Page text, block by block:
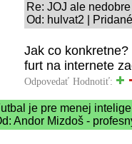
Re: JOJ ale nedobre
Od: hulvat2 |
Jak co
furt na internete
Odpovedať Hodnotiť:
je pre menej
Andor Mizdoš -